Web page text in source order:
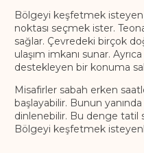
Bölgeyi keşfetmek
noktası seçmek ister.
sağlar. Çevredeki birçok
ulaşım imkanı sunar.
destekleyen bir konuma
Misafirler sabah erken
başlayabilir. Bunun
dinlenebilir. Bu denge tatil
Bölgeyi keşfetmek